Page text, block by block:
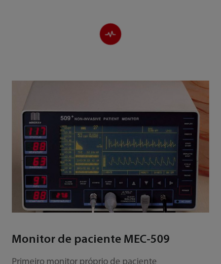
Monitor de paciente MEC-509